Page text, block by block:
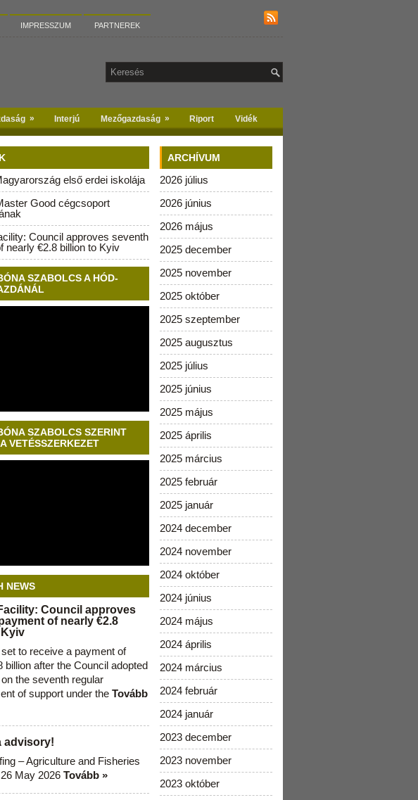
IMPRESSZUM PARTNEREK
» Interjú Mezőgazdaság » Riport Vidék
első erdei iskolája
Good cégcsoport
Council approves seventh
nearly €2.8 billion to Kyiv
SZABOLCS A HÓD-
SZABOLCS SZERINT
VETÉSSZERKEZET
NEWS
Council approves
of nearly €2.8
to receive a payment of
billion after the Council adopted
the seventh regular
of support under the Tovább
advisory!
– Agriculture and Fisheries
May 2026 Tovább »
ARCHÍVUM
2026 július
2026 június
2026 május
2025 december
2025 november
2025 október
2025 szeptember
2025 augusztus
2025 július
2025 június
2025 május
2025 április
2025 március
2025 február
2025 január
2024 december
2024 november
2024 október
2024 június
2024 május
2024 április
2024 március
2024 február
2024 január
2023 december
2023 november
2023 október